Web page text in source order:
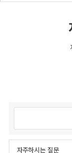
자주하시는 질문